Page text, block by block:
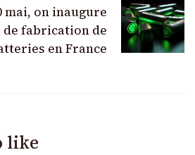
mai, on inaugure
de fabrication de
en France
like